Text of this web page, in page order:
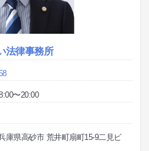
法律事務所
〜20:00
庫県高砂市 荒井町扇町15-9二見ビ